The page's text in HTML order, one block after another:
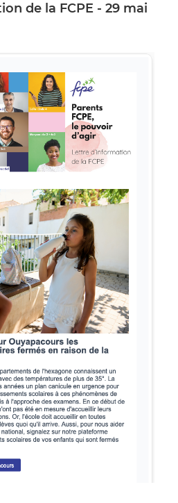
de la FCPE - 29 mai